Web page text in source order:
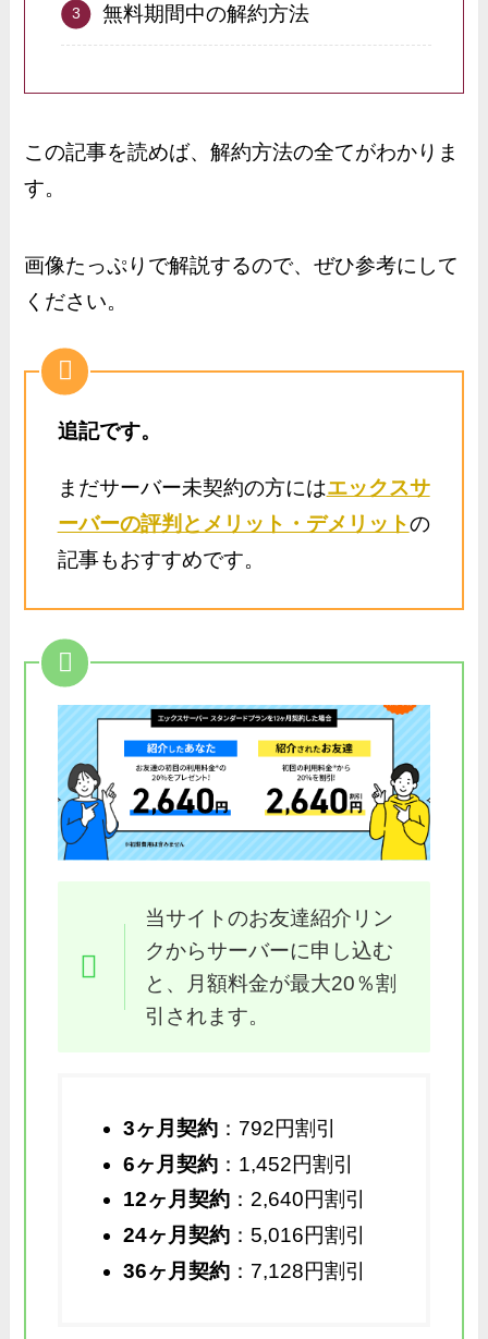
無料期間中の解約方法
この記事を読めば、解約方法の全てがわかりま
す。
画像たっぷりで解説するので、ぜひ参考にして
ください。
追記です。
まだサーバー未契約の方にはエックスサ
ーバーの評判とメリット・デメリットの
記事もおすすめです。
当サイトのお友達紹介リン
クからサーバーに申し込む
と、月額料金が最大20％割
引されます。
3ヶ月契約 ：792円割引
6ヶ月契約 ：1,452円割引
12ヶ月契約 ：2,640円割引
24ヶ月契約 ：5,016円割引
36ヶ月契約 ：7,128円割引